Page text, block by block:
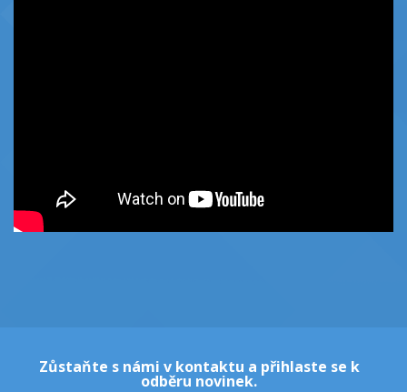
Zůstaňte s námi v kontaktu a přihlaste se k
odběru novinek.